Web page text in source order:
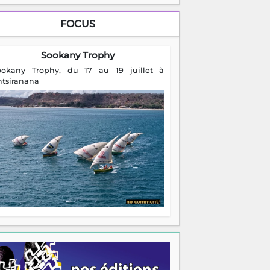
FOCUS
Sookany Trophy
Trophy, du 17 au 19 juillet à